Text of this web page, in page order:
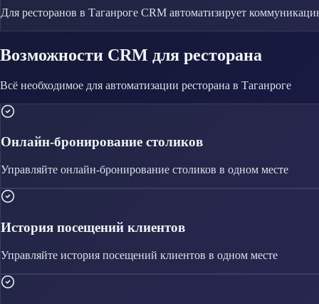
Для ресторанов в Таганроге CRM автоматизирует
Возможности CRM для ресторана
Всё необходимое для автоматизации ресторана в Таганроге
Онлайн-бронирование столиков
Управляйте онлайн-бронирование столиков в одном месте
История посещений клиентов
Управляйте история посещений клиентов в одном месте